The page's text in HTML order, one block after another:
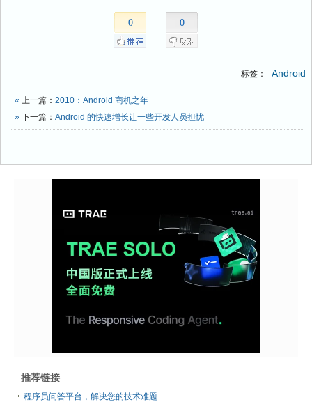
0 0
标签： Android
« 上一篇： 2010：Android 商机之年
» 下一篇： Android 的快速增长让一些开发人员担忧
推荐链接
程序员问答平台，解决您的技术难题